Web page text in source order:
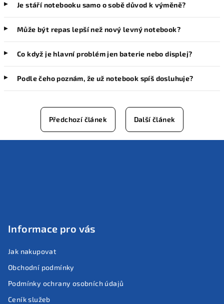
Je stáří notebooku samo o sobě důvod k výměně?
Může být repas lepší než nový levný notebook?
Co když je hlavní problém jen baterie nebo displej?
Podle čeho poznám, že už notebook spíš dosluhuje?
Předchozí článek Další článek
Informace pro vás
Jak nakupovat
Obchodní podmínky
Podmínky ochrany osobních údajů
Ceník služeb